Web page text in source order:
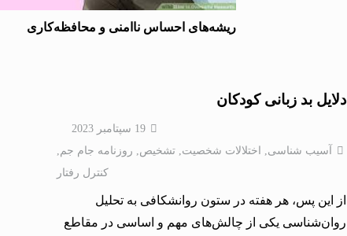
ریشه‌های احساس ناامنی و محافظه‌كاری
دلایل بد زبانی کودکان
19 سپتامبر 2023
آسیب شناسی
اختلالات شخصيت تشخیص روزنامه جام جم
کنترل رفتار
از این پس، هر هفته در ستون روانشکافی به تحلیل
روان‌شناسی یکی از چالش‌های مهم و اساسی در مقاطع